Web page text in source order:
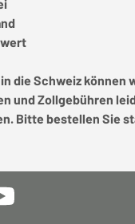
die Schweiz können
und Zollgebühren
Bitte bestellen Sie